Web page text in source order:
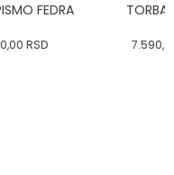
FEDRA
RSD
TORBA